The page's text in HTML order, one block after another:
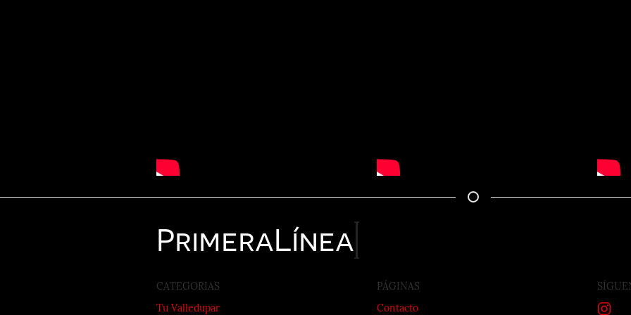
PrimeraLínea
CATEGORIAS
Tu Valledupar
PÁGINAS
Contacto